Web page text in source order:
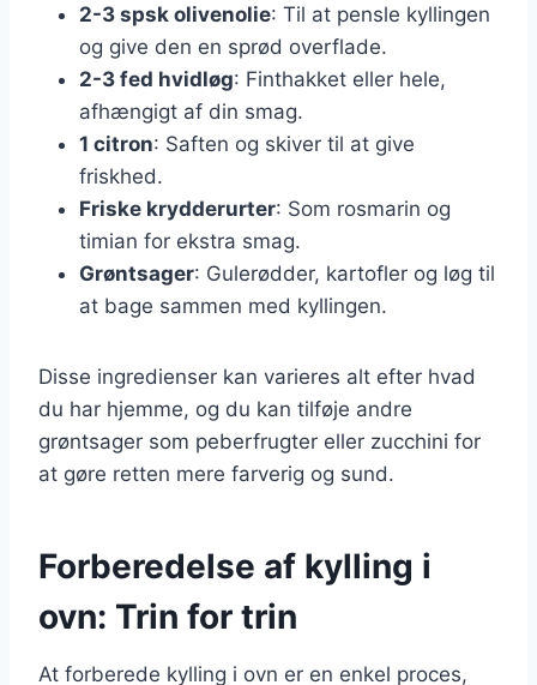
2-3 spsk olivenolie: Til at pensle kyllingen
og give den en sprød overflade.
2-3 fed hvidløg: Finthakket eller hele,
afhængigt af din smag.
1 citron: Saften og skiver til at give
friskhed.
Friske krydderurter: Som rosmarin og
timian for ekstra smag.
Grøntsager: Gulerødder, kartofler og løg til
at bage sammen med kyllingen.
Disse ingredienser kan varieres alt efter hvad
du har hjemme, og du kan tilføje andre
grøntsager som peberfrugter eller zucchini for
at gøre retten mere farverig og sund.
Forberedelse af kylling i
ovn: Trin for trin
At forberede kylling i ovn er en enkel proces,